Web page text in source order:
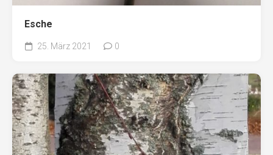
Esche
25. März 2021 0